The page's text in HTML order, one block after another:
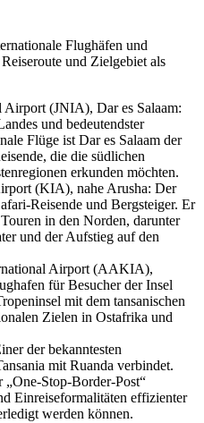
Flughäfen und
und Zielgebiet als
Airport (JNIA), Dar es Salaam:
und bedeutendster
Flüge ist Dar es Salaam der
die die südlichen
erkunden möchten.
(KIA), nahe Arusha: Der
Reisende und Bergsteiger. Er
in den Norden, darunter
und der Aufstieg auf den
Airport (AAKIA),
für Besucher der Insel
mit dem tansanischen
Zielen in Ostafrika und
der bekanntesten
mit Ruanda verbindet.
Stop-Border-Post“
Einreiseformalitäten effizienter
werden können.